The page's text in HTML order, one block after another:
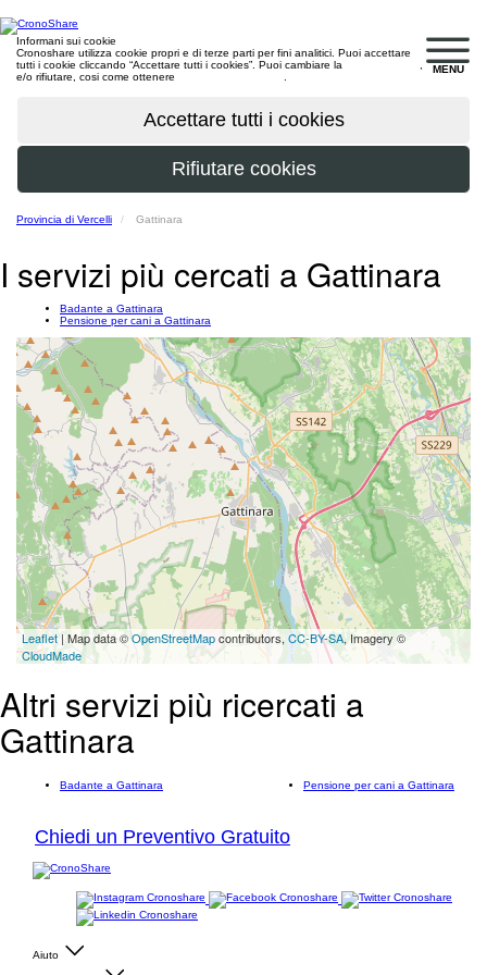
MENU
Informani sui cookie
Cronoshare utilizza cookie propri e di terze parti per fini analitici. Puoi accettare
tutti i cookie cliccando “Accettare tutti i cookies”. Puoi cambiare la
e/o rifiutare, cosi come ottenere
Provincia di Vercelli Gattinara
I servizi più cercati a Gattinara
Badante a Gattinara
Pensione per cani a Gattinara
Leaflet | Map data ©OpenStreetMapcontributors,CC-BY-SA, Imagery ©
CloudMade
Altri servizi più ricercati a
Gattinara
Badante a Gattinara Pensione per cani a Gattinara
Chiedi un Preventivo Gratuito
Aiuto